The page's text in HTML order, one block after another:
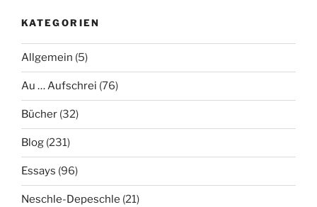
KATEGORIEN
Allgemein (5)
Au … Aufschrei (76)
Bücher (32)
Blog (231)
Essays (96)
Neschle-Depeschle (21)